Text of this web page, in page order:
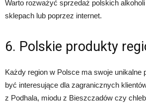
Warto rozważyć sprzedaż polskich
sklepach lub poprzez internet.
6. Polskie produkty
Każdy region w Polsce ma swoje unikalne
być interesujące dla zagranicznych
z Podhala, miodu z Bieszczadów czy